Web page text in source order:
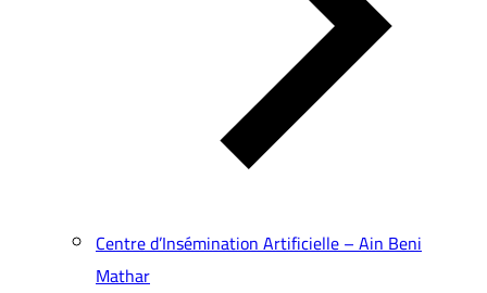
Centre d’Insémination Artificielle – Ain Beni
Mathar